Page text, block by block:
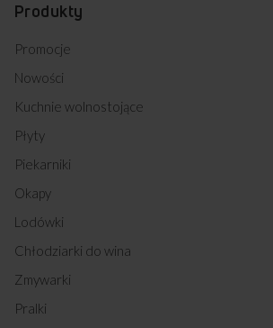
Produkty
Promocje
Nowości
Kuchnie wolnostojące
Płyty
Piekarniki
Okapy
Lodówki
Chłodziarki do wina
Zmywarki
Pralki